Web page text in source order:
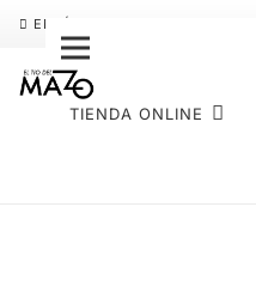
ENVÍO GRATIS
TIENDA ONLINE